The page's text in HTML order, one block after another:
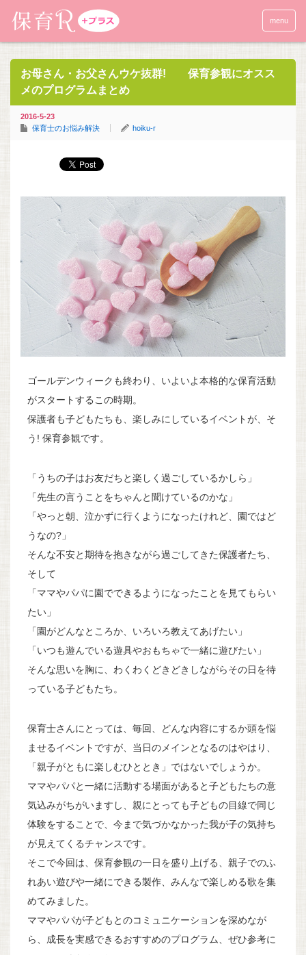
menu
お母さん・お父さんウケ抜群! 保育参観にオスス
メのプログラムまとめ
2016-5-23
保育士のお悩み解決
hoiku-r
ゴールデンウィークも終わり、いよいよ本格的な保育活動
がスタートするこの時期。
保護者も子どもたちも、楽しみにしているイベントが、そ
う! 保育参観です。
「うちの子はお友だちと楽しく過ごしているかしら」
「先生の言うことをちゃんと聞けているのかな」
「やっと朝、泣かずに行くようになったけれど、園ではど
うなの?」
そんな不安と期待を抱きながら過ごしてきた保護者たち、
そして
「ママやパパに園でできるようになったことを見てもらい
たい」
「園がどんなところか、いろいろ教えてあげたい」
「いつも遊んでいる遊具やおもちゃで一緒に遊びたい」
そんな思いを胸に、わくわくどきどきしながらその日を待
っている子どもたち。
保育士さんにとっては、毎回、どんな内容にするか頭を悩
ませるイベントですが、当日のメインとなるのはやはり、
「親子がともに楽しむひととき」ではないでしょうか。
ママやパパと一緒に活動する場面があると子どもたちの意
気込みがちがいますし、親にとっても子どもの目線で同じ
体験をすることで、今まで気づかなかった我が子の気持ち
が見えてくるチャンスです。
そこで今回は、保育参観の一日を盛り上げる、親子でのふ
れあい遊びや一緒にできる製作、みんなで楽しめる歌を集
めてみました。
ママやパパが子どもとのコミュニケーションを深めなが
ら、成長を実感できるおすすめのプログラム、ぜひ参考に